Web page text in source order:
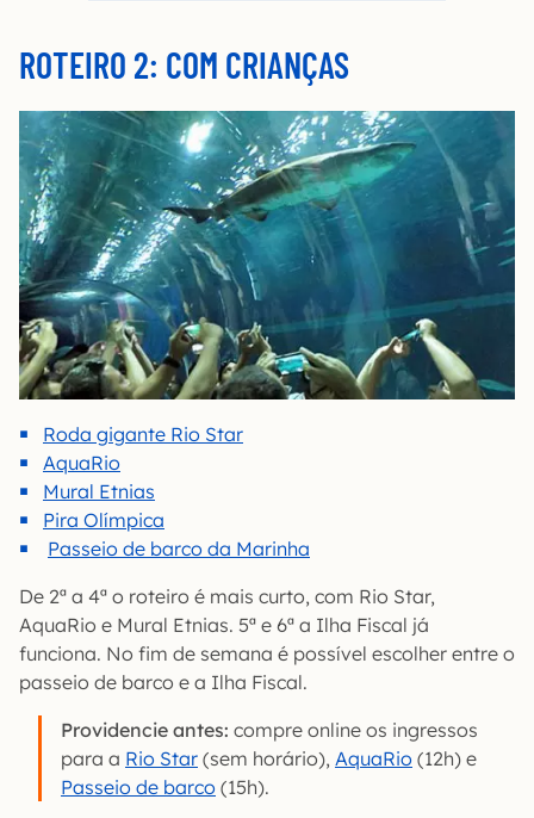
ROTEIRO 2: COM CRIANÇAS
Roda gigante Rio Star
AquaRio
Mural Etnias
Pira Olímpica
Passeio de barco da Marinha
De 2ª a 4ª o roteiro é mais curto, com Rio Star,
AquaRio e Mural Etnias. 5ª e 6ª a Ilha Fiscal já
funciona. No fim de semana é possível escolher entre o
passeio de barco e a Ilha Fiscal.
Providencie antes: compre online os ingressos
para a Rio Star (sem horário), AquaRio (12h) e
Passeio de barco (15h).